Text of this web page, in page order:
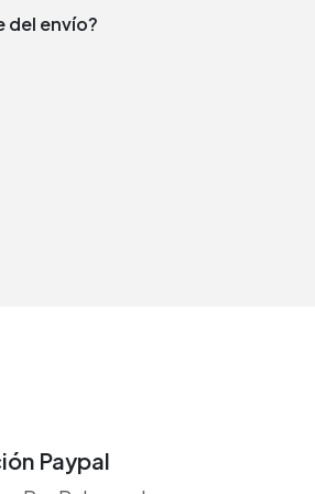
tu compra y cuál es el coste del envío?
Paypal